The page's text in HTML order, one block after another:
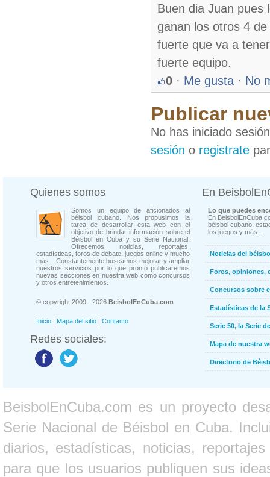
Buen dia Juan pues
ganan los otros 4
fuerte que va a
fuerte equipo.
0 · Me gusta · No
Publicar
No has iniciado
sesión o registrate
Quienes somos
Somos un equipo de aficionados al
béisbol cubano. Nos propusimos la
tarea de desarrollar esta web con el
objetivo de brindar información sobre el
Béisbol en Cuba y su Serie Nacional.
Ofrecemos noticias, reportajes,
estadísticas, foros de debate, juegos online y mucho
más... Constantemente buscamos mejorar y ampliar
nuestros servicios por lo que pronto publicaremos
nuevas secciones en nuestra web como concursos
y otros entretenimientos.
© copyright 2009 - 2026 BeisbolEnCuba.com
Inicio | Mapa del sitio | Contacto
Redes sociales:
En
Lo que puedes
En
béisbol cubano,
los juegos y más...
Noticias del
Foros, opiniones,
Concursos sobre
Estadísticas de la
Serie 50, la Serie
Mapa de nuestra
Directorio de
BeisbolEnCuba.com es un proyecto
Serie Nacional de Béisbol en Cuba.
diarios, estadísticas, noticias,
para que los usuarios publiquen sus